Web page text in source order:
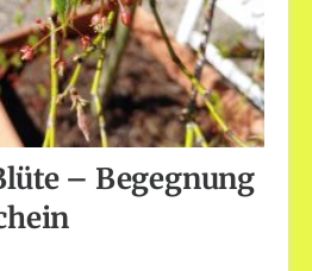
– Begegnung